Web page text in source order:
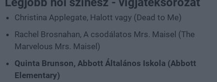
Christina Applegate, Halott vagy (Dead to Me)
Rachel Brosnahan, A csodálatos Mrs. Maisel (The
Marvelous Mrs. Maisel)
Quinta Brunson, Abbott Általános Iskola (Abbott
Elementary)